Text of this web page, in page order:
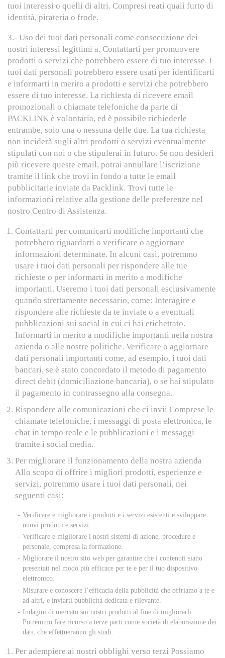
tuoi interessi o quelli di altri. Compresi reati quali furto di
identità, pirateria o frode.
3.- Uso dei tuoi dati personali come consecuzione dei
nostri interessi legittimi a. Contattarti per promuovere
prodotti o servizi che potrebbero essere di tuo interesse. I
tuoi dati personali potrebbero essere usati per identificarti
e informarti in merito a prodotti e servizi che potrebbero
essere di tuo interesse. La richiesta di ricevere email
promozionali o chiamate telefoniche da parte di
PACKLINK è volontaria, ed è possibile richiederle
entrambe, solo una o nessuna delle due. La tua richiesta
non inciderà sugli altri prodotti o servizi eventualmente
stipulati con noi o che stipulerai in futuro. Se non desideri
più ricevere queste email, potrai annullare l’iscrizione
tramite il link che trovi in fondo a tutte le email
pubblicitarie inviate da Packlink. Trovi tutte le
informazioni relative alla gestione delle preferenze nel
nostro Centro di Assistenza.
Contattarti per comunicarti modifiche importanti che
potrebbero riguardarti o verificare o aggiornare
informazioni determinate. In alcuni casi, potremmo
usare i tuoi dati personali per rispondere alle tue
richieste o per informarti in merito a modifiche
importanti. Useremo i tuoi dati personali esclusivamente
quando strettamente necessario, come: Interagire e
rispondere alle richieste da te inviate o a eventuali
pubblicazioni sui social in cui ci hai etichettato.
Informarti in merito a modifiche importanti nella nostra
azienda o alle nostre politiche. Verificare o aggiornare
dati personali importanti come, ad esempio, i tuoi dati
bancari, se è stato concordato il metodo di pagamento
direct debit (domiciliazione bancaria), o se hai stipulato
il pagamento in contrassegno alla consegna.
Rispondere alle comunicazioni che ci invii Comprese le
chiamate telefoniche, i messaggi di posta elettronica, le
chat in tempo reale e le pubblicazioni e i messaggi
tramite i social media.
Per migliorare il funzionamento della nostra azienda
Allo scopo di offrire i migliori prodotti, esperienze e
servizi, potremmo usare i tuoi dati personali, nei
seguenti casi:
Verificare e migliorare i prodotti e i servizi esistenti e sviluppare
nuovi prodotti e servizi.
Verificare e migliorare i nostri sistemi di azione, procedure e
personale, compresa la formazione.
Migliorare il nostro sito web per garantire che i contenuti siano
presentati nel modo più efficace per te e per il tuo dispositivo
elettronico.
Misurare e conoscere l’efficacia della pubblicità che offriamo a te e
ad altri, e inviarti pubblicità dedicata e rilevante.
Indagini di mercato sui nostri prodotti al fine di migliorarli.
Potremmo fare ricorso a terze parti come società di elaborazione dei
dati, che effettueranno gli studi.
Per adempiere ai nostri obblighi verso terzi Possiamo